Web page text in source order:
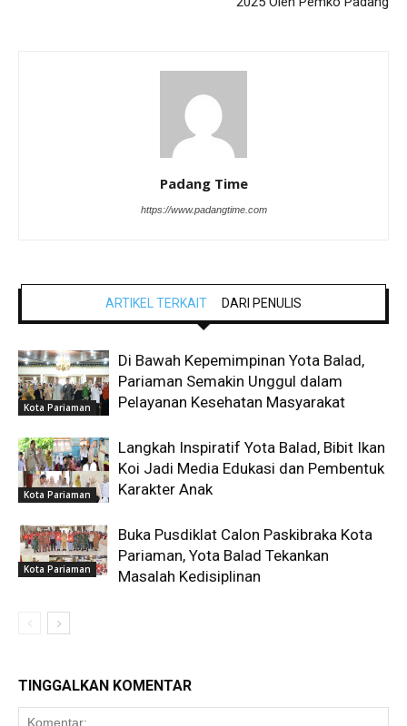
Padang Time
https://www.padangtime.com
ARTIKEL TERKAIT DARI PENULIS
Kota Pariaman
Di Bawah Kepemimpinan Yota Balad,
Pariaman Semakin Unggul dalam
Pelayanan Kesehatan Masyarakat
Kota Pariaman
Langkah Inspiratif Yota Balad, Bibit Ikan
Koi Jadi Media Edukasi dan Pembentuk
Karakter Anak
Kota Pariaman
Buka Pusdiklat Calon Paskibraka Kota
Pariaman, Yota Balad Tekankan
Masalah Kedisiplinan
TINGGALKAN KOMENTAR